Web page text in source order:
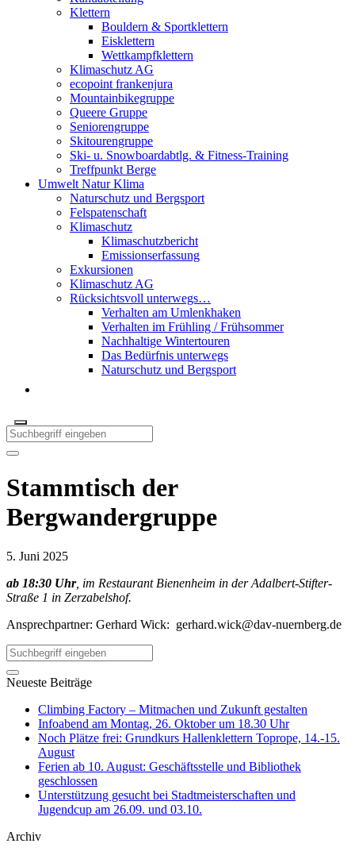
Klettern
Bouldern & Sportklettern
Eisklettern
Wettkampfklettern
Klimaschutz AG
ecopoint frankenjura
Mountainbikegruppe
Queere Gruppe
Seniorengruppe
Skitourengruppe
Ski- u. Snowboardabtlg. & Fitness-Training
Treffpunkt Berge
Umwelt Natur Klima
Naturschutz und Bergsport
Felspatenschaft
Klimaschutz
Klimaschutzbericht
Emissionserfassung
Exkursionen
Klimaschutz AG
Rücksichtsvoll unterwegs…
Verhalten am Umlenkhaken
Verhalten im Frühling / Frühsommer
Nachhaltige Wintertouren
Das Bedürfnis unterwegs
Naturschutz und Bergsport
Stammtisch der
Bergwandergruppe
5. Juni 2025
ab 18:30 Uhr, im Restaurant Bienenheim in der Adalbert-Stifter-
Straße 1 in Zerzabelshof.
Ansprechpartner: Gerhard Wick: gerhard.wick@dav-nuernberg.de
Neueste Beiträge
Climbing Factory – Mitmachen und Zukunft gestalten
Infoabend am Montag, 26. Oktober um 18.30 Uhr
Noch Plätze frei: Grundkurs Hallenklettern Toprope, 14.-15.
August
Ferien ab 10. August: Geschäftsstelle und Bibliothek
geschlossen
Unterstützung gesucht bei Stadtmeisterschaften und
Jugendcup am 26.09. und 03.10.
Archiv